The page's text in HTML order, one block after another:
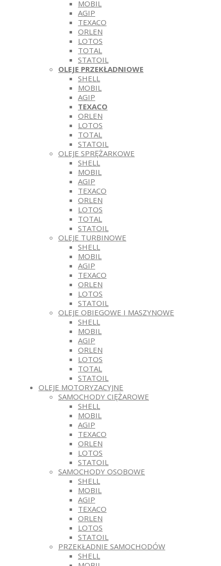
MOBIL
AGIP
TEXACO
ORLEN
LOTOS
TOTAL
STATOIL
OLEJE PRZEKŁADNIOWE
SHELL
MOBIL
AGIP
TEXACO
ORLEN
LOTOS
TOTAL
STATOIL
OLEJE SPRĘŻARKOWE
SHELL
MOBIL
AGIP
TEXACO
ORLEN
LOTOS
TOTAL
STATOIL
OLEJE TURBINOWE
SHELL
MOBIL
AGIP
TEXACO
ORLEN
LOTOS
STATOIL
OLEJE OBIEGOWE I MASZYNOWE
SHELL
MOBIL
AGIP
ORLEN
LOTOS
TOTAL
STATOIL
OLEJE MOTORYZACYJNE
SAMOCHODY CIĘŻAROWE
SHELL
MOBIL
AGIP
TEXACO
ORLEN
LOTOS
STATOIL
SAMOCHODY OSOBOWE
SHELL
MOBIL
AGIP
TEXACO
ORLEN
LOTOS
STATOIL
PRZEKŁADNIE SAMOCHODÓW
SHELL